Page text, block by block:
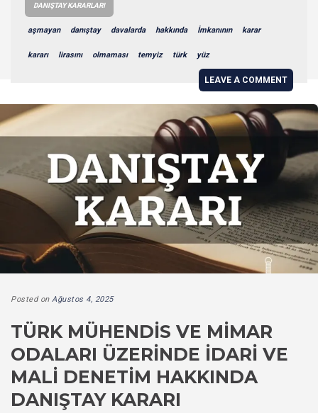
DANIŞTAY KARARLARI
aşmayan danıştay davalarda hakkında İmkanının karar
kararı lirasını olmaması temyiz türk yüz
LEAVE A COMMENT
Posted on Ağustos 4, 2025
TÜRK MÜHENDIS VE MIMAR
ODALARI ÜZERINDE İDARI VE
MALI DENETIM HAKKINDA
DANIŞTAY KARARI